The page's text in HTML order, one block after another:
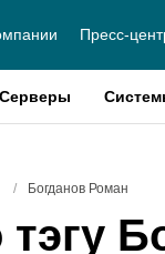
Пресс-
Серверы
/ Богданов Роман